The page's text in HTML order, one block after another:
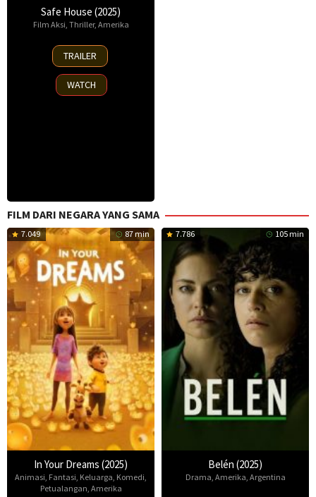
Safe House (2025)
Film Aksi, Thriller, Amerika
30
Oct
2025
TRAILER
WATCH
FILM DARI NEGARA YANG SAMA
7.049 87 min
In Your Dreams (2025)
Animasi Fantasi Keluarga Komedi
Petualangan Amerika
7.786 105 min
Belén (2025)
Drama Amerika Argentina